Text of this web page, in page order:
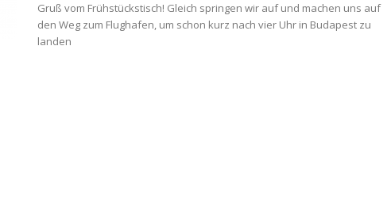
Gruß vom Frühstückstisch! Gleich springen wir auf und machen uns auf
den Weg zum Flughafen, um schon kurz nach vier Uhr in Budapest zu
landen